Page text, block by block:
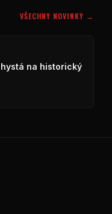
VŠECHNY NOVINKY →
na historický